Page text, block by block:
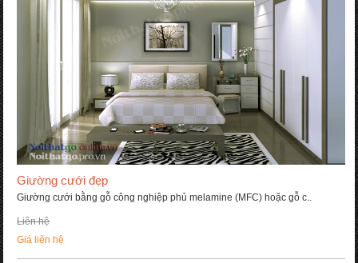
Giường cưới đẹp
Giường cưới bằng gỗ công nghiệp phủ melamine (MFC) hoặc gỗ c..
Liên hệ
Giá liên hệ